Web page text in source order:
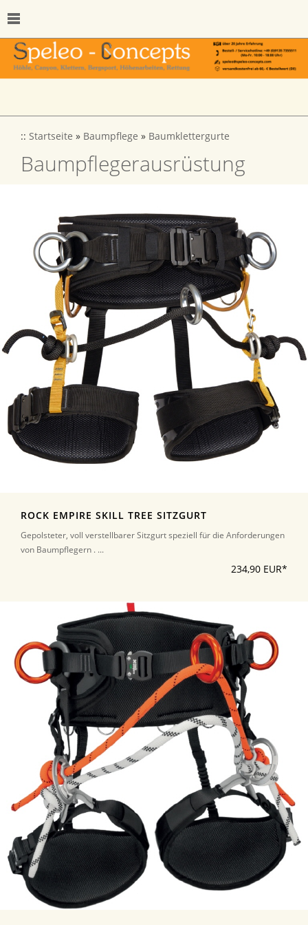
:: Startseite » Baumpflege » Baumklettergurte
Baumpflegerausrüstung
ROCK EMPIRE SKILL TREE SITZGURT
Gepolsteter, voll verstellbarer Sitzgurt speziell für die Anforderungen
von Baumpflegern . ...
234,90 EUR*